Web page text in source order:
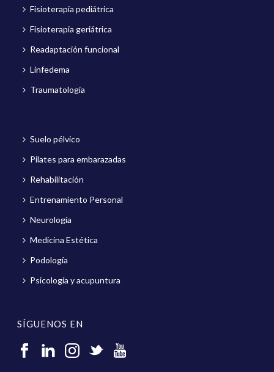
Fisioterapia pediátrica
Fisioterapia geriátrica
Readaptación funcional
Linfedema
Traumatología
Suelo pélvico
Pilates para embarazadas
Rehabilitación
Entrenamiento Personal
Neurología
Medicina Estética
Podología
Psicología y acupuntura
SÍGUENOS EN